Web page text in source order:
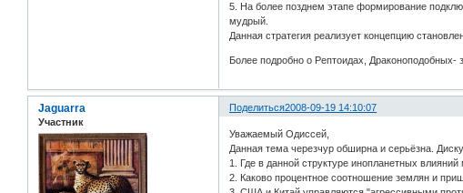
5. На более позднем этапе формирование
мудрый.
Данная стратегия реализует концепцию
Более подробно о Рептоидах, Драконоподобных-
Поделиться2008-09-19 14:10:07
Jaguarra
Участник
Уважаемый Одиссей,
Данная тема черезчур обширна и серьёзна.
1. Где в данной структуре инопланетных
2. Каково процентное соотношение землян и